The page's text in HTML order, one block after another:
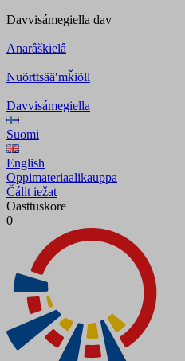
Davvisámegiella dav
Anarâškielâ
Nuõrttsääʹmǩiõll
Davvisámegiella
Suomi
English
Oppimateriaalikauppa
Čálit iežat
Oasttuskore
0